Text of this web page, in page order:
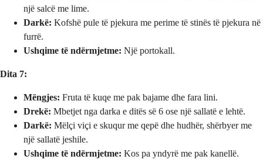
një salcë me lime.
Darkë: Kofshë pule të pjekura me perime të stinës të pjekura në
furrë.
Ushqime të ndërmjetme: Një portokall.
Dita 7:
Mëngjes: Fruta të kuqe me pak bajame dhe fara lini.
Drekë: Mbetjet nga darka e ditës së 6 ose një sallatë e lehtë.
Darkë: Mëlçi viçi e skuqur me qepë dhe hudhër, shërbyer me
një sallatë jeshile.
Ushqime të ndërmjetme: Kos pa yndyrë me pak kanellë.